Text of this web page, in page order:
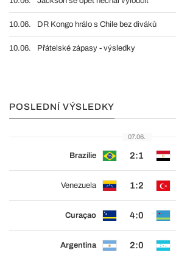
10.06. DR Kongo hrálo s Chile bez diváků
10.06. Přátelské zápasy - výsledky
POSLEDNÍ VÝSLEDKY
07.06.
Brazílie 2:1
Venezuela 1:2
Curaçao 4:0
Argentina 2:0